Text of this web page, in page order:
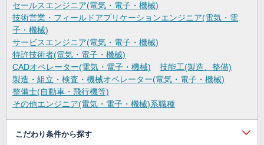
セールスエンジニア(電気・電子・機械)
技術営業・フィールドアプリケーションエンジニア(電気・電
子・機械)
サービスエンジニア(電気・電子・機械)
特許技術者(電気・電子・機械)
CADオペレーター(電気・電子・機械)
技能工(製造、整備)
製造・組立・検査・機械オペレーター(電気・電子・機械)
整備士(自動車・飛行機等)
その他エンジニア(電気・電子・機械)系職種
こだわり条件から探す